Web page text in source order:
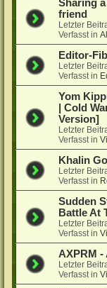
Sharing
friend
Letzter
Verfasst in
Editor-
Letzter
Verfasst in
Yom
| Cold
Version]
Letzter
Verfasst in
Khalin
Letzter
Verfasst in
Sudden
Battle At
Letzter
Verfasst in
AXPRM -
Letzter
Verfasst in